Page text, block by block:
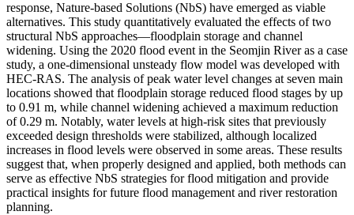
response, Nature-based Solutions (NbS) have emerged as viable
alternatives. This study quantitatively evaluated the effects of two
structural NbS approaches—floodplain storage and channel
widening. Using the 2020 flood event in the Seomjin River as a case
study, a one-dimensional unsteady flow model was developed with
HEC-RAS. The analysis of peak water level changes at seven main
locations showed that floodplain storage reduced flood stages by up
to 0.91 m, while channel widening achieved a maximum reduction
of 0.29 m. Notably, water levels at high-risk sites that previously
exceeded design thresholds were stabilized, although localized
increases in flood levels were observed in some areas. These results
suggest that, when properly designed and applied, both methods can
serve as effective NbS strategies for flood mitigation and provide
practical insights for future flood management and river restoration
planning.